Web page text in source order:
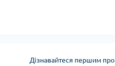
Дізнавайтеся першим про